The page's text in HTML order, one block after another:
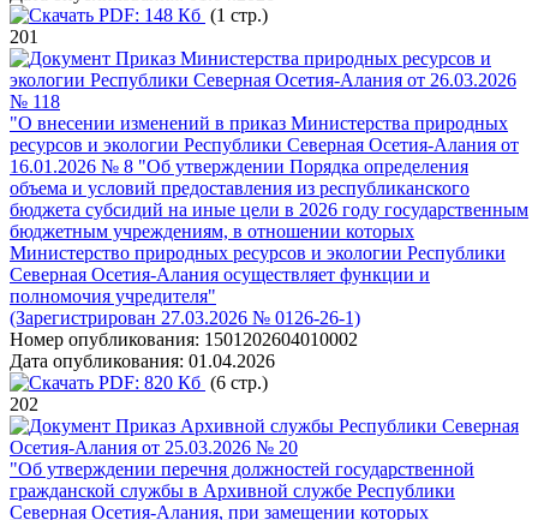
PDF: 148 Кб (1 стр.)
201
Приказ Министерства природных ресурсов и
экологии Республики Северная Осетия-Алания от 26.03.2026
№ 118
"О внесении изменений в приказ Министерства природных
ресурсов и экологии Республики Северная Осетия-Алания от
16.01.2026 № 8 "Об утверждении Порядка определения
объема и условий предоставления из республиканского
бюджета субсидий на иные цели в 2026 году государственным
бюджетным учреждениям, в отношении которых
Министерство природных ресурсов и экологии Республики
Северная Осетия-Алания осуществляет функции и
полномочия учредителя"
(Зарегистрирован 27.03.2026 № 0126-26-1)
Номер опубликования: 1501202604010002
Дата опубликования: 01.04.2026
PDF: 820 Кб (6 стр.)
202
Приказ Архивной службы Республики Северная
Осетия-Алания от 25.03.2026 № 20
"Об утверждении перечня должностей государственной
гражданской службы в Архивной службе Республики
Северная Осетия-Алания, при замещении которых